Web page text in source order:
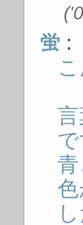
蛍 :
で
青
し